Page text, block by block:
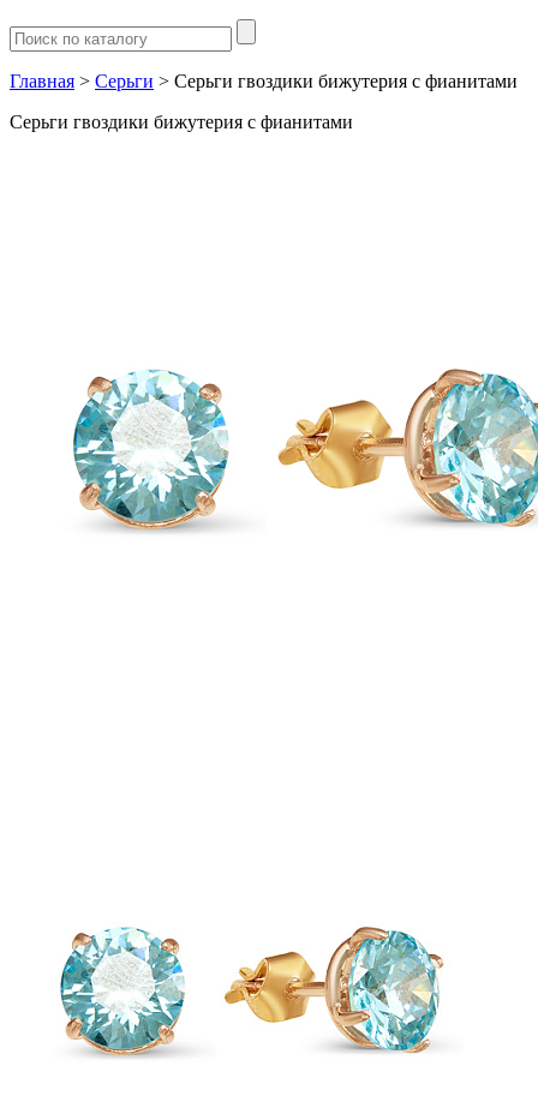
Главная > Серьги > Серьги гвоздики бижутерия с фианитами
Серьги гвоздики бижутерия с фианитами